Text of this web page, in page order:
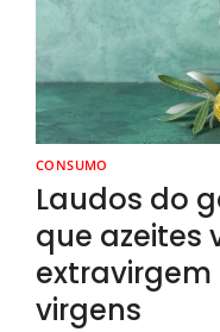
CONSUMO
Laudos do
que azeites
extravirgem
virgens